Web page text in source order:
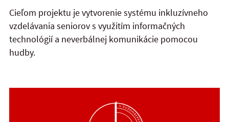
Cieľom projektu je vytvorenie systému inkluzívneho
vzdelávania seniorov s využitím informačných
technológií a neverbálnej komunikácie pomocou
hudby.